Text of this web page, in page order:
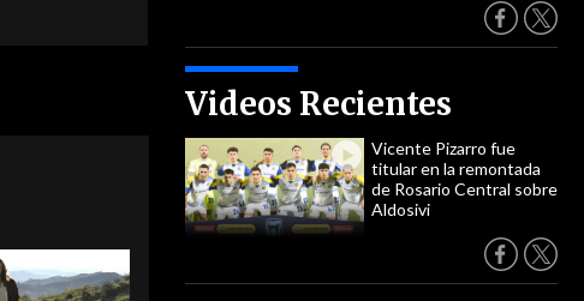
Videos Recientes
Vicente Pizarro fue
titular en la remontada
de Rosario Central sobre
Aldosivi